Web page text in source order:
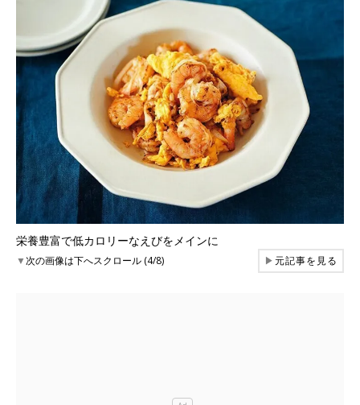
栄養豊富で低カロリーなえびをメインに
▼次の画像は下へスクロール (4/8) ▶元記事を見る